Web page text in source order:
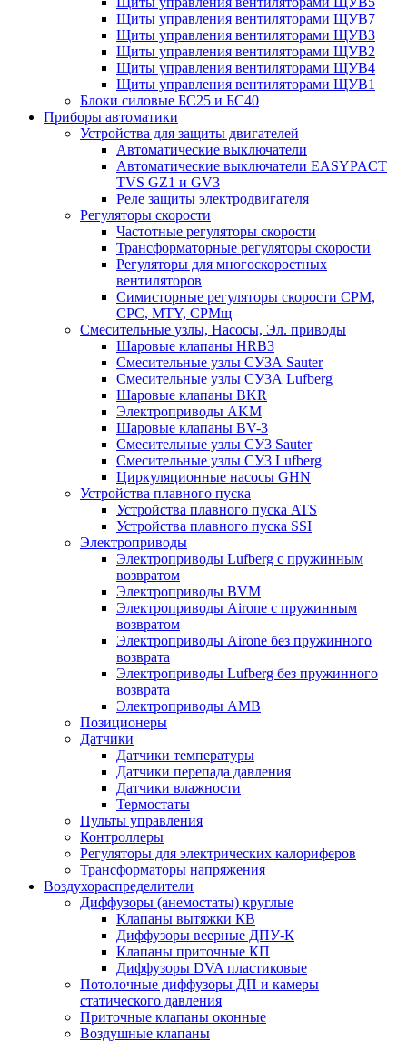
Щиты управления вентиляторами ЩУВ7
Щиты управления вентиляторами ЩУВ3
Щиты управления вентиляторами ЩУВ2
Щиты управления вентиляторами ЩУВ4
Щиты управления вентиляторами ЩУВ1
Блоки силовые БС25 и БС40
Приборы автоматики
Устройства для защиты двигателей
Автоматические выключатели
Автоматические выключатели EASYPACT
TVS GZ1 и GV3
Реле защиты электродвигателя
Регуляторы скорости
Частотные регуляторы скорости
Трансформаторные регуляторы скорости
Регуляторы для многоскоростных
вентиляторов
Симисторные регуляторы скорости СРМ,
СРС, MTY, СРМщ
Смесительные узлы, Насосы, Эл. приводы
Шаровые клапаны HRB3
Смесительные узлы СУ3А Sauter
Смесительные узлы СУ3А Lufberg
Шаровые клапаны BKR
Электроприводы AKM
Шаровые клапаны BV-3
Смесительные узлы СУ3 Sauter
Смесительные узлы СУ3 Lufberg
Циркуляционные насосы GHN
Устройства плавного пуска
Устройства плавного пуска ATS
Устройства плавного пуска SSI
Электроприводы
Электроприводы Lufberg c пружинным
возвратом
Электроприводы BVM
Электроприводы Airone c пружинным
возвратом
Электроприводы Airone без пружинного
возврата
Электроприводы Lufberg без пружинного
возврата
Электроприводы AMB
Позиционеры
Датчики
Датчики температуры
Датчики перепада давления
Датчики влажности
Термостаты
Пульты управления
Контроллеры
Регуляторы для электрических калориферов
Трансформаторы напряжения
Воздухораспределители
Диффузоры (анемостаты) круглые
Клапаны вытяжки КВ
Диффузоры веерные ДПУ-К
Клапаны приточные КП
Диффузоры DVA пластиковые
Потолочные диффузоры ДП и камеры
статического давления
Приточные клапаны оконные
Воздушные клапаны